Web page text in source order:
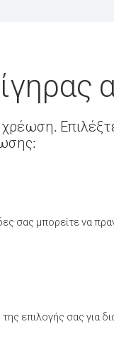
σας μπορείτε να
επιλογής σας για